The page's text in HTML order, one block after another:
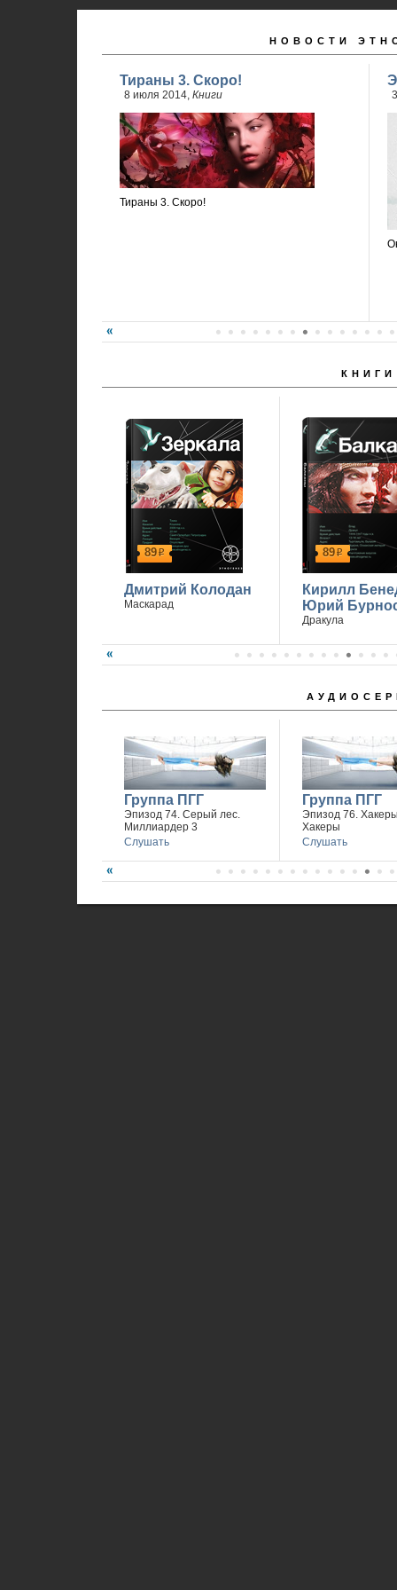
НОВОСТИ
Тираны 3. Скоро!
8 июля 2014, Книги
Тираны 3. Скоро!
КНИГИ
89р
Дмитрий Колодан
Маскарад
89р
Кирилл
Юрий
Дракула
Группа ПГГ
Эпизод 74. Серый лес.
Миллиардер 3
Слушать
Группа ПГГ
Эпизод 76.
Хакеры
Слушать